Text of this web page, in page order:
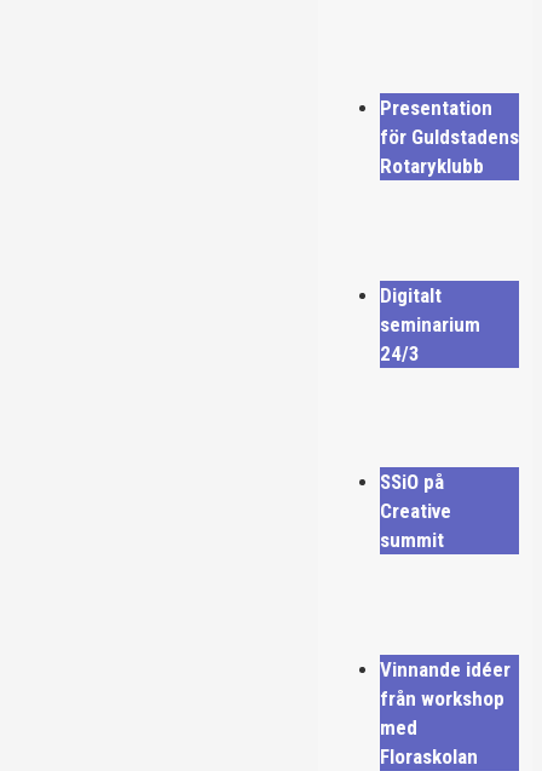
Presentation
för Guldstadens
Rotaryklubb
Digitalt
seminarium
24/3
SSiO på
Creative
summit
Vinnande idéer
från workshop
med
Floraskolan